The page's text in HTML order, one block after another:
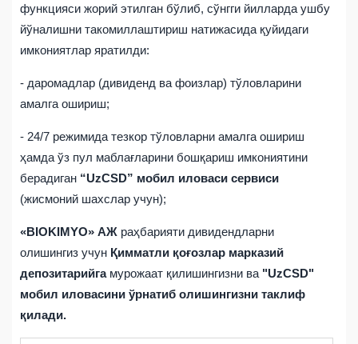
функцияси жорий этилган бўлиб, сўнгги йилларда ушбу
йўналишни такомиллаштириш натижасида қуйидаги
имкониятлар яратилди:
- даромадлар (дивиденд ва фоизлар) тўловларини
амалга ошириш;
- 24/7 режимида тезкор тўловларни амалга ошириш
ҳамда ўз пул маблағларини бошқариш имкониятини
берадиган “UzCSD” мобил иловаси сервиси
(жисмоний шахслар учун);
«BIOKIMYO» АЖ раҳбарияти дивидендларни
олишингиз учун Қимматли қоғозлар марказий
депозитарийгамурожаат қилишингизни ва "UzCSD"
мобил иловасини ўрнатиб олишингизни таклиф
қилади.